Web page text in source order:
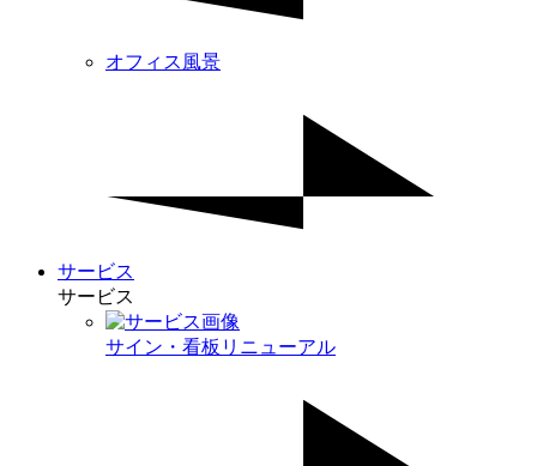
オフィス風景
サービス
サービス
サイン・看板リニューアル